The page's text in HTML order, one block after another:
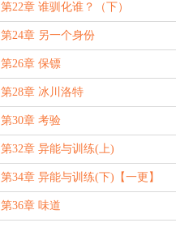
第22章 谁驯化谁？（下）
第24章 另一个身份
第26章 保镖
第28章 冰川洛特
第30章 考验
第32章 异能与训练(上)
第34章 异能与训练(下)【一更】
第36章 味道